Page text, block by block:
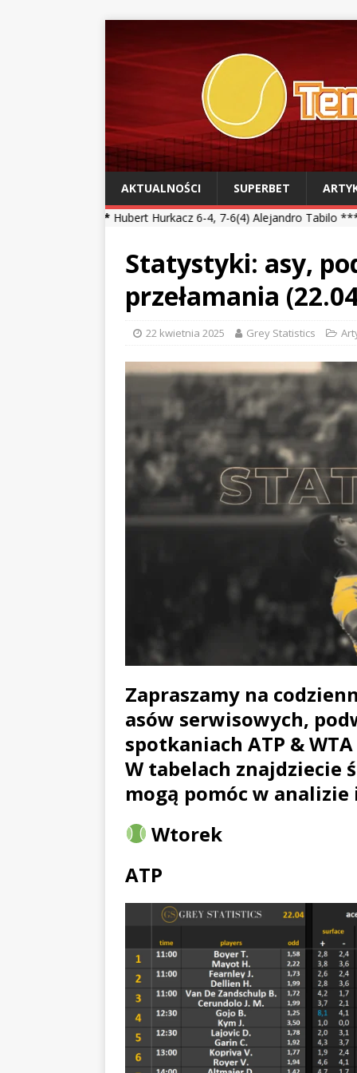
AKTUALNOŚCI SUPERBET
Hubert Hurkacz 6-4, 7-6(4) Alejandro Tabilo *** Kamil
Statystyki: asy,
przełamania
22 kwietnia 2025 Grey Statistics
Zapraszamy na
asów serwisowych,
spotkaniach ATP &
W tabelach znajdziecie
mogą pomóc w
Wtorek
ATP